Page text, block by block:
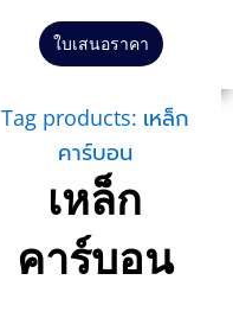
ใบเสนอราคา
Tag products: เหล็ก
คาร์บอน
เหล็ก
คาร์บอน